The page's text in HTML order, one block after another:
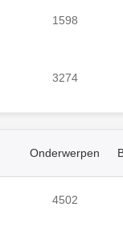
1598
3274
Onderwerpen
4502